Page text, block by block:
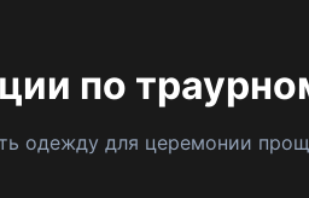
по
одежду для церемонии